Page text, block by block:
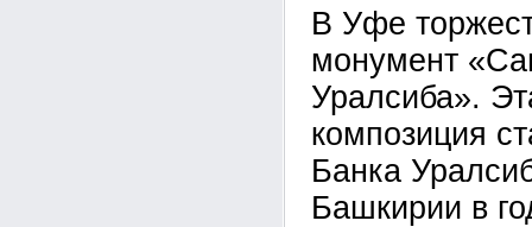
В Уфе
монумент
Уралсиба».
композиция
Банка
Башкирии в